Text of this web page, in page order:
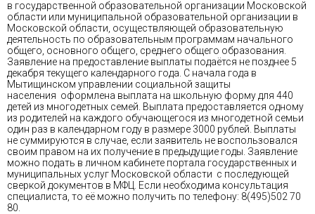
в государственной образовательной организации Московской
области или муниципальной образовательной организации в
Московской области, осуществляющей образовательную
деятельность по образовательным программам начального
общего, основного общего, среднего общего образования.
Заявление на предоставление выплаты подаётся не позднее 5
декабря текущего календарного года. С начала года в
Мытищинском управлении социальной защиты
населения оформлена выплата на школьную форму для 440
детей из многодетных семей. Выплата предоставляется одному
из родителей на каждого обучающегося из многодетной семьи
один раз в календарном году в размере 3000 рублей. Выплаты
не суммируются в случае, если заявитель не воспользовался
своим правом на их получение в предыдущие годы. Заявление
можно подать в личном кабинете портала государственных и
муниципальных услуг Московской области с последующей
сверкой документов в МФЦ. Если необходима консультация
специалиста, то её можно получить по телефону: 8(495)502 70
80.